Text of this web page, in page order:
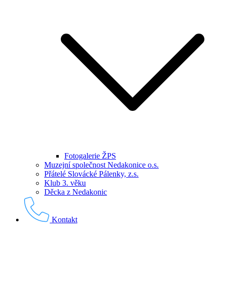
Fotogalerie ŽPS
Muzejní společnost Nedakonice o.s.
Přátelé Slovácké Pálenky, z.s.
Klub 3. věku
Děcka z Nedakonic
Kontakt